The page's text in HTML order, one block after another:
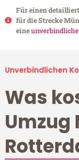
Für einen
für die Strecke
eine
Unverbindlichen
Was
Umzug